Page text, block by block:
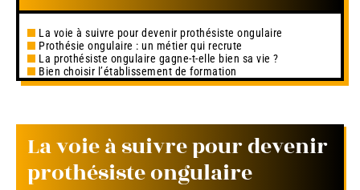
La voie à suivre pour devenir prothésiste ongulaire
Prothésie ongulaire : un métier qui recrute
La prothésiste ongulaire gagne-t-elle bien sa vie ?
Bien choisir l’établissement de formation
La voie à suivre pour devenir
prothésiste ongulaire